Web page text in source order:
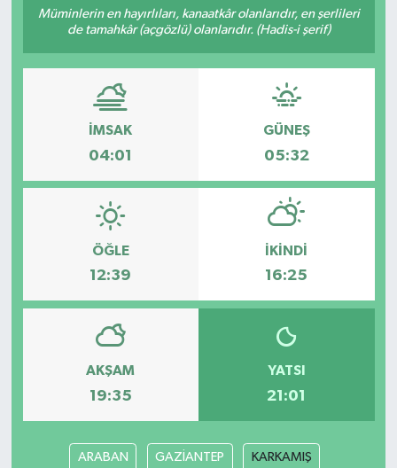
Müminlerin en hayırlıları, kanaatkâr olanlarıdır, en şerlileri
de tamahkâr (açgözlü) olanlarıdır. (Hadis-i şerif)
İMSAK
04:01
GÜNEŞ
05:32
ÖĞLE
12:39
İKINDI
16:25
AKŞAM
19:35
YATSI
21:01
ARABAN GAZİANTEP KARKAMIŞ
Resmi İlanlar